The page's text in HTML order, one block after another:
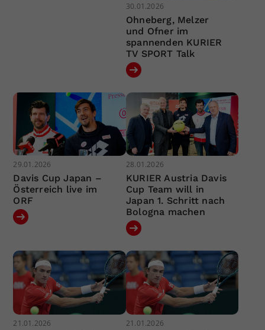
30.01.2026
Ohneberg, Melzer
und Ofner im
spannenden KURIER
TV SPORT Talk
29.01.2026
Davis Cup Japan –
Österreich live im
ORF
28.01.2026
KURIER Austria Davis
Cup Team will in
Japan 1. Schritt nach
Bologna machen
21.01.2026 21.01.2026